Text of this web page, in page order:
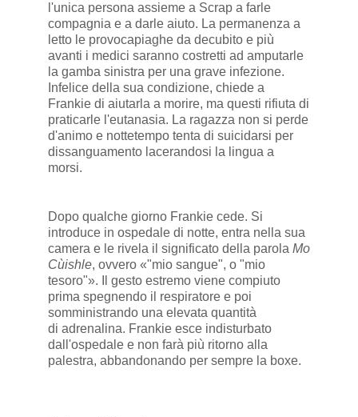
l'unica persona assieme a Scrap a farle
compagnia e a darle aiuto. La permanenza a
letto le provocapiaghe da decubito e più
avanti i medici saranno costretti ad amputarle
la gamba sinistra per una grave infezione.
Infelice della sua condizione, chiede a
Frankie di aiutarla a morire, ma questi rifiuta di
praticarle l'eutanasia. La ragazza non si perde
d'animo e nottetempo tenta di suicidarsi per
dissanguamento lacerandosi la lingua a
morsi.
Dopo qualche giorno Frankie cede. Si
introduce in ospedale di notte, entra nella sua
camera e le rivela il significato della parola Mo
Cùishle, ovvero «"mio sangue", o "mio
tesoro"». Il gesto estremo viene compiuto
prima spegnendo il respiratore e poi
somministrando una elevata quantità
di adrenalina. Frankie esce indisturbato
dall'ospedale e non farà più ritorno alla
palestra, abbandonando per sempre la boxe.